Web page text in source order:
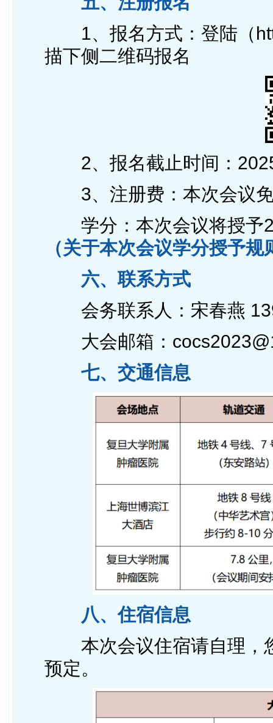
1、报名方式：登陆（
描下侧二维码报名
2、报名截止时间：
3、注册费：本次会议
学分：本次会议将授予
（关于本次会议学分授予
六、联系方式
会务联系人：宋春燕
大会邮箱：
七、交通信息
八、住宿信息
本次会议住宿请自理，
预定。